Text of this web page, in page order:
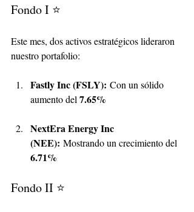
Fondo I ⭐
Este mes, dos activos estratégicos lideraron
nuestro portafolio:
Fastly Inc (FSLY): Con un sólido
aumento del 7.65%
NextEra Energy Inc
(NEE): Mostrando un crecimiento del
6.71%
Fondo II ⭐